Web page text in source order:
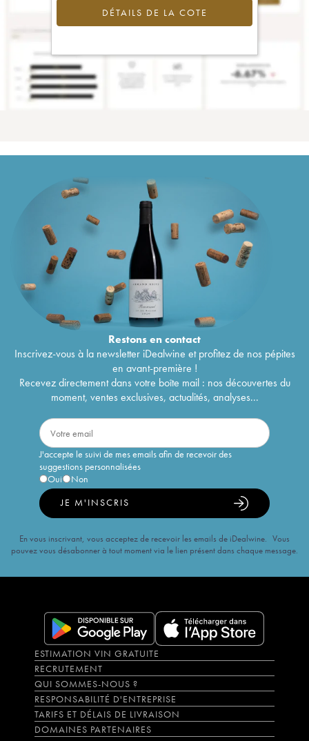
DÉTAILS DE LA COTE
Restons encontact
Inscrivez-vous à la newsletter iDealwine et profitez de nos pépites
en avant-première !
Recevez directement dans votre boîte mail : nos découvertes du
moment, ventes exclusives, actualités, analyses...
J'accepte le suivi de mes emails afin de recevoir des
suggestions personnalisées
Oui
Non
JE M'INSCRIS
En vous inscrivant, vous acceptez de recevoir les emails de iDealwine. Vous
pouvez vous désabonner à tout moment via le lien présent dans chaque message.
ESTIMATION VIN GRATUITE
RECRUTEMENT
QUI SOMMES-NOUS ?
RESPONSABILITÉ D'ENTREPRISE
TARIFS ET DÉLAIS DE LIVRAISON
DOMAINES PARTENAIRES